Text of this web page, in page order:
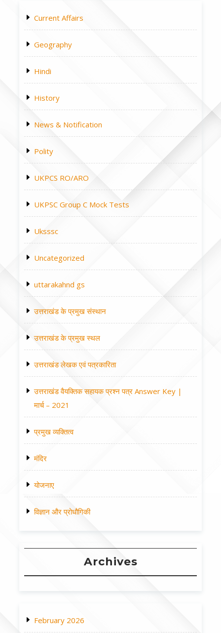
Current Affairs
Geography
Hindi
History
News & Notification
Polity
UKPCS RO/ARO
UKPSC Group C Mock Tests
Uksssc
Uncategorized
uttarakahnd gs
उत्तराखंड के प्रमुख संस्थान
उत्तराखंड के प्रमुख स्थल
उत्तराखंड लेखक एवं पत्रकारिता
उत्तराखंड वैयक्तिक सहायक प्रश्न पत्र Answer Key |
मार्च – 2021
प्रमुख व्यक्तित्व
मंदिर
योजनाए
विज्ञान और प्रोधौगिकी
Archives
February 2026